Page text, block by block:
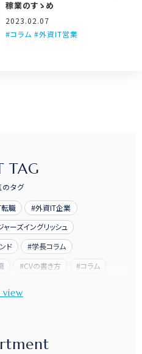
稼業のすゝめ
2023.02.07
コラム #外資IT営業
TAG
のタグ
職
外資IT企業
ャーズイングリッシュ
ド
学長コラム
CVの書き方
コラム